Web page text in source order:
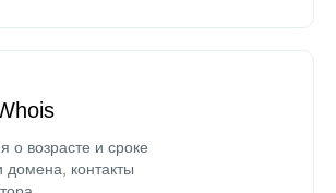
о возрасте и сроке
домена, контакты